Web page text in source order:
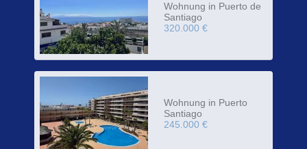
Wohnung in Puerto de
Santiago
320.000 €
Wohnung in Puerto
Santiago
245.000 €